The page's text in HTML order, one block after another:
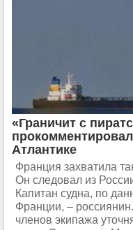
«Граничит с
Атлантике
Франция захватила
Он следовал из
Капитан судна, по
Франции, –
членов экипажа